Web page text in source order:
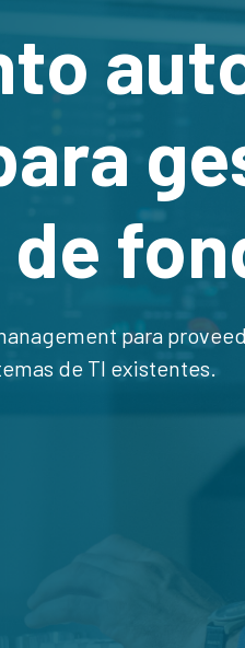
para
de TI existentes.